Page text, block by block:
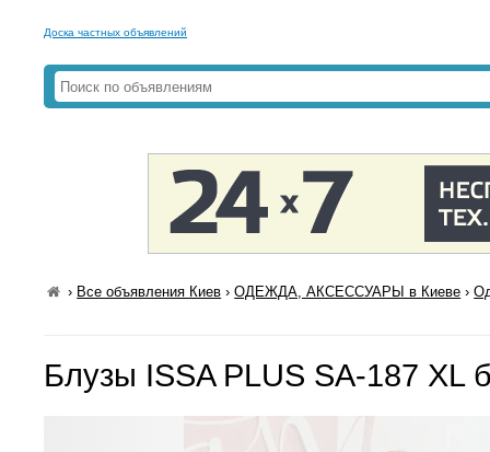
Доска частных объявлений
› Все объявления Киев ›ОДЕЖДА, АКСЕССУАРЫ в Киеве ›
Блузы ISSA PLUS SA-187 XL